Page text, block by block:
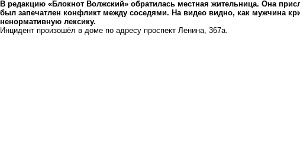
В редакцию «Блокнот Волжский» обратилась местная жительница. Она
был запечатлен конфликт между соседями. На видео видно, как мужчина
ненормативную лексику.
Инцидент произошёл в доме по адресу проспект Ленина, 367а.